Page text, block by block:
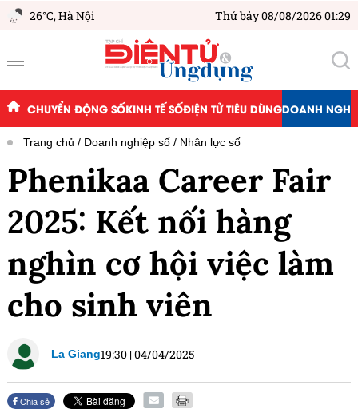
26°C,Hà Nội Thứ bảy 08/08/2026 01:29
CHUYỂN ĐỘNG SỐKINH TẾ SỐĐIỆN TỬ TIÊU DÙNGDOANH
Trang chủ Doanh nghiệp số Nhân lực số
Phenikaa Career Fair
2025: Kết nối hàng
nghìn cơ hội việc làm
cho sinh viên
La Giang19:30 |04/04/2025
Chia sẻ